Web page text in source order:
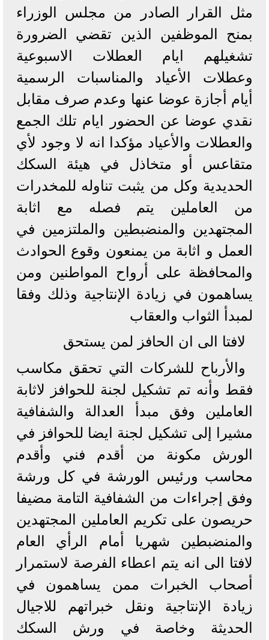
مثل القرار الصادر من مجلس الوزراء
بمنح الموظفين الذين تقضي الضرورة
تشغيلهم ايام العطلات الاسبوعية
وعطلات الأعياد والمناسبات الرسمية
أيام أجازة عوضا عنها وعدم صرف مقابل
نقدي عوضا عن الحضور ايام تلك الجمع
والعطلات والأعياد مؤكدا انه لا وجود لأي
متقاعس أو متخاذل في هيئة السكك
الحديدية وكل من يثبت تناوله للمخدرات
من العاملين يتم فصله مع اثابة
المجتهدين والمنضبطين والملتزمين في
العمل و اثابة من يمنعون وقوع الحوادث
والمحافظة على أرواح المواطنين ومن
يساهمون في زيادة الإنتاجية وذلك وفقا
لمبدأ الثواب والعقاب
لافتا الى ان الحافز لمن يستحق
والأرباح للشركات التي تحقق مكاسب
فقط وأنه تم تشكيل لجنة للحوافز لاثابة
العاملين وفق مبدأ العدالة والشفافية
مشيرا إلى تشكيل لجنة ايضا للحوافز في
الورش مكونة من أقدم فني وأقدم
محاسب ورئيس الورشة في كل ورشة
وفق إجراءات من الشفافية التامة مضيفا
حريصون على تكريم العاملين المجتهدين
والمنضبطين شهريا أمام الرأي العام
لافتا الى انه يتم اعطاء الفرصة لاستمرار
أصحاب الخبرات ممن يساهمون في
زيادة الإنتاجية ونقل خبراتهم للاجيال
الحديثة وخاصة في ورش السكك